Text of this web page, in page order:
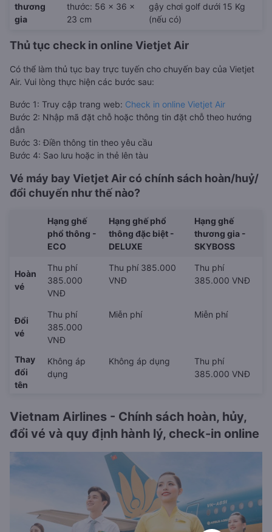
thương
gia
thước: 56 x 36 x
23 cm
gậy chơi golf dưới 15 Kg
(nếu có)
Thủ tục check in online Vietjet Air
Có thể làm thủ tục bay trực tuyến cho chuyến bay của Vietjet
Air. Vui lòng thực hiện các bước sau:
Bước 1: Truy cập trang web: Check in online Vietjet Air
Bước 2: Nhập mã đặt chỗ hoặc thông tin đặt chỗ theo hướng
dẫn
Bước 3: Điền thông tin theo yêu cầu
Bước 4: Sao lưu hoặc in thẻ lên tàu
Vé máy bay Vietjet Air có chính sách hoàn/huỷ/
đổi chuyến như thế nào?
Hạng ghế
phổ thông -
ECO
Hạng ghế phổ
thông đặc biệt -
DELUXE
Hạng ghế
thương gia -
SKYBOSS
Hoàn
vé
Thu phí
385.000
VNĐ
Thu phí 385.000
VNĐ
Thu phí
385.000 VNĐ
Đổi
vé
Thu phí
385.000
VNĐ
Miễn phí Miễn phí
Thay
đổi
tên
Không áp
dụng
Không áp dụng
Thu phí
385.000 VNĐ
Vietnam Airlines - Chính sách hoàn, hủy,
đổi vé và quy định hành lý, check-in online